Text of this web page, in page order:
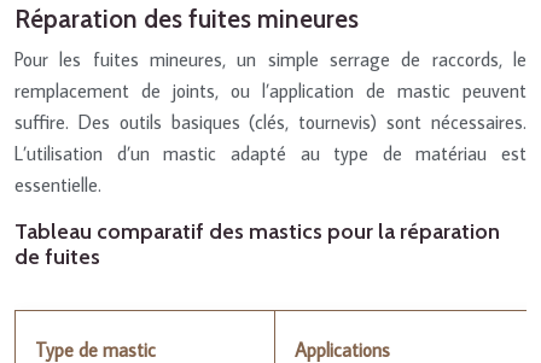
Réparation des fuites mineures
Pour les fuites mineures, un simple serrage de raccords, le
remplacement de joints, ou l’application de mastic peuvent
suffire. Des outils basiques (clés, tournevis) sont nécessaires.
L’utilisation d’un mastic adapté au type de matériau est
essentielle.
Tableau comparatif des mastics pour la réparation
de fuites
Type de mastic Applications